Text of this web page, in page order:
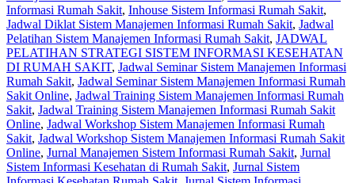
Informasi Rumah Sakit, Inhouse Sistem Informasi Rumah Sakit,
Jadwal Diklat Sistem Manajemen Informasi Rumah Sakit, Jadwal
Pelatihan Sistem Manajemen Informasi Rumah Sakit, JADWAL
PELATIHAN STRATEGI SISTEM INFORMASI KESEHATAN
DI RUMAH SAKIT, Jadwal Seminar Sistem Manajemen Informasi
Rumah Sakit, Jadwal Seminar Sistem Manajemen Informasi Rumah
Sakit Online, Jadwal Training Sistem Manajemen Informasi Rumah
Sakit, Jadwal Training Sistem Manajemen Informasi Rumah Sakit
Online, Jadwal Workshop Sistem Manajemen Informasi Rumah
Sakit, Jadwal Workshop Sistem Manajemen Informasi Rumah Sakit
Online, Jurnal Manajemen Sistem Informasi Rumah Sakit, Jurnal
Sistem Informasi Kesehatan di Rumah Sakit, Jurnal Sistem